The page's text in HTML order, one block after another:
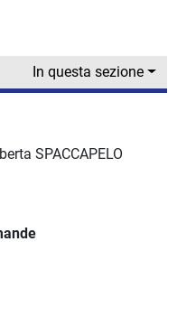
In questa sezione
SPACCAPELO